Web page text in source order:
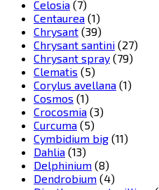
Celosia (7)
Centaurea (1)
Chrysant (39)
Chrysant santini (27)
Chrysant spray (79)
Clematis (5)
Corylus avellana (1)
Cosmos (1)
Crocosmia (3)
Curcuma (5)
Cymbidium big (11)
Dahlia (13)
Delphinium (8)
Dendrobium (4)